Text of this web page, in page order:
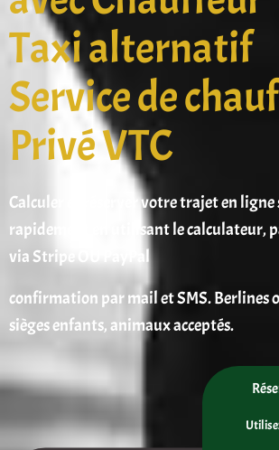
Taxi alternatif
Service de
Privé VTC
Calculer et réserver votre trajet en
rapidement en utilisant le calculateur,
via Stripe OU PayPal
confirmation par mail et SMS. Berlines
sièges enfants, animaux acceptés.